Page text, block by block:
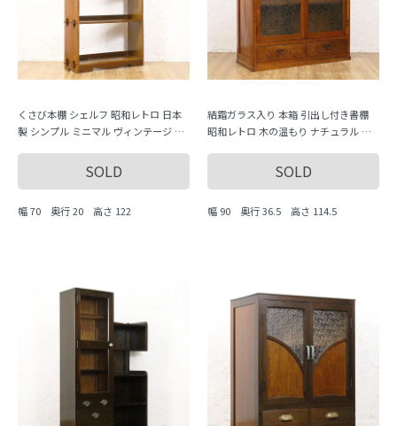
くさび本棚 シェルフ 昭和レトロ 日本
製 シンプル ミニマル ヴィンテージ 木
SOLD
幅 70 奥行 20 高さ 122
結霜ガラス入り 本箱 引出し付き書棚
昭和レトロ 木の温もり ナチュラル シ
SOLD
幅 90 奥行 36.5 高さ 114.5